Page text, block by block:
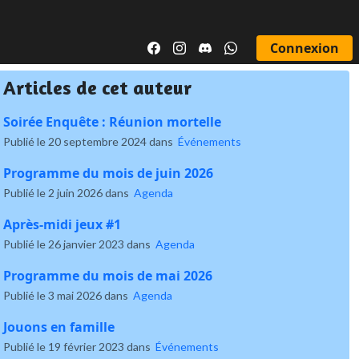
Connexion
Articles de cet auteur
Soirée Enquête : Réunion mortelle
Publié le 20 septembre 2024 dans Événements
Programme du mois de juin 2026
Publié le 2 juin 2026 dans Agenda
Après-midi jeux #1
Publié le 26 janvier 2023 dans Agenda
Programme du mois de mai 2026
Publié le 3 mai 2026 dans Agenda
Jouons en famille
Publié le 19 février 2023 dans Événements